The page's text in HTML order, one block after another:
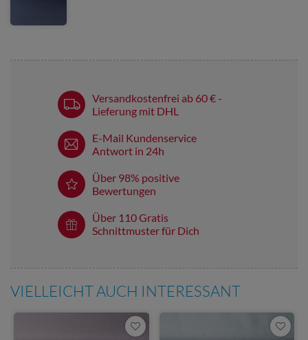
Versandkostenfrei ab 60 € -
Lieferung mit DHL
E-Mail Kundenservice
Antwort in 24h
Über 98% positive
Bewertungen
Über 110 Gratis
Schnittmuster für Dich
VIELLEICHT AUCH INTERESSANT